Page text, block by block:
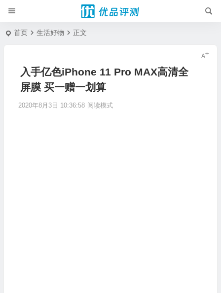
首页 生活好物 正文
入手亿色iPhone 11 Pro MAX高清全
屏膜 买一赠一划算
2020年8月3日 10:36:58 阅读模式